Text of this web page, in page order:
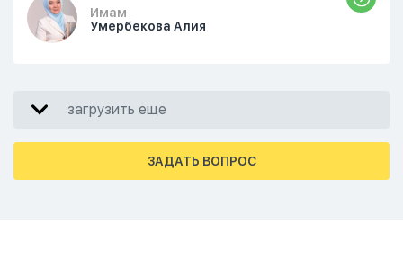
голову начали лезть только хорошие
мысли,во второй раз когда я решила в
ошибиться и то что намаз не
примется,совершила истихар во время
Имам
Умербекова Алия
загрузить еще
ЗАДАТЬ ВОПРОС